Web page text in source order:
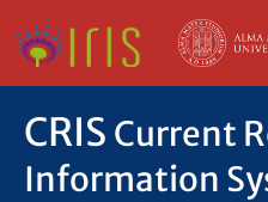
CRIS Current
Information